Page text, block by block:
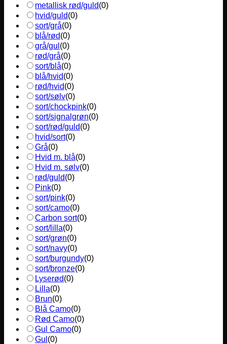
metallisk rød/guld(0)
hvid/guld(0)
sort/grå(0)
blå/rød(0)
grå/gul (0)
rød/grå(0)
sort/blå(0)
blå/hvid(0)
rød/hvid(0)
sort/sølv(0)
sort/chockpink(0)
sort/signalgrøn(0)
sort/rød/guld(0)
hvid/sort(0)
Grå(0)
Hvid m. blå(0)
Hvid m. sølv(0)
rød/guld(0)
Pink(0)
sort/pink(0)
sort/camo(0)
Carbon sort(0)
sort/lilla(0)
sort/grøn(0)
sort/navy(0)
sort/burgundy(0)
sort/bronze(0)
Lyserød(0)
Lilla(0)
Brun(0)
Blå Camo(0)
Rød Camo(0)
Gul Camo(0)
Gul (0)